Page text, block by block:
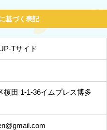
基づく表記
Tサイド
榎田 1-1-36イムプレス博多